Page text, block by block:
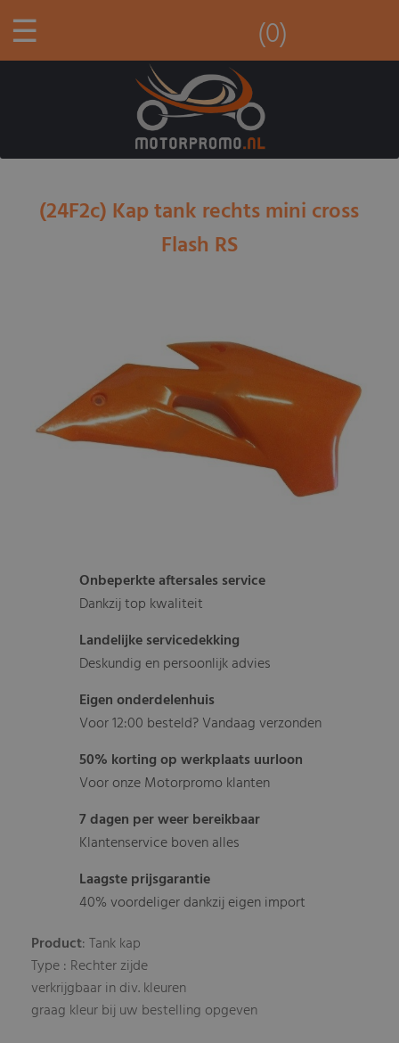
☰ (0)
(24F2c) Kap tank rechts mini cross
Flash RS
Onbeperkte aftersales service
Dankzij top kwaliteit
Landelijke servicedekking
Deskundig en persoonlijk advies
Eigen onderdelenhuis
Voor 12:00 besteld? Vandaag verzonden
50% korting op werkplaats uurloon
Voor onze Motorpromo klanten
7 dagen per weer bereikbaar
Klantenservice boven alles
Laagste prijsgarantie
40% voordeliger dankzij eigen import
Product: Tank kap
Type : Rechter zijde
verkrijgbaar in div. kleuren
graag kleur bij uw bestelling opgeven